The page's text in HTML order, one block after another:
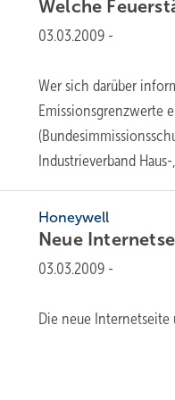
Welche
03.03.2009 -
Wer sich darüber
Emissionsgrenzwerte
Industrieverband
Honeywell
Neue
03.03.2009 -
Die neue Internetseite